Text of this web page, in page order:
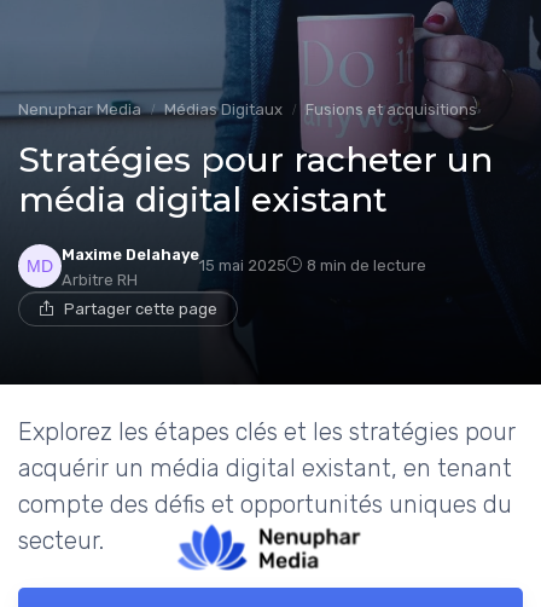
Nenuphar Media Médias Digitaux Fusions et acquisitions
Stratégies pour racheter un
média digital existant
Maxime Delahaye
Arbitre RH
15 mai 2025 8 min de lecture
Partager cette page
Explorez les étapes clés et les stratégies pour
acquérir un média digital existant, en tenant
compte des défis et opportunités uniques du
secteur.